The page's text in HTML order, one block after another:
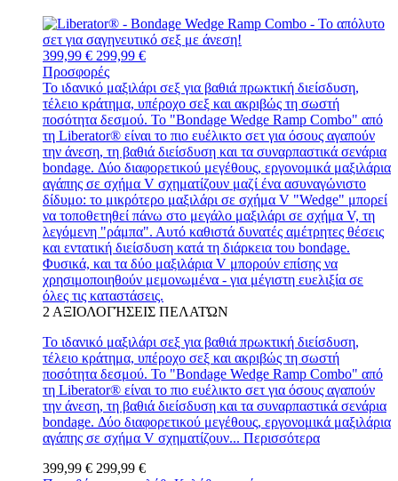
399,99 € 299,99 €
Προσφορές
Το ιδανικό μαξιλάρι σεξ για βαθιά πρωκτική διείσδυση,
τέλειο κράτημα, υπέροχο σεξ και ακριβώς τη σωστή
ποσότητα δεσμού. Το "Bondage Wedge Ramp Combo" από
τη Liberator® είναι το πιο ευέλικτο σετ για όσους αγαπούν
την άνεση, τη βαθιά διείσδυση και τα συναρπαστικά σενάρια
bondage. Δύο διαφορετικού μεγέθους, εργονομικά μαξιλάρια
αγάπης σε σχήμα V σχηματίζουν μαζί ένα ασυναγώνιστο
δίδυμο: το μικρότερο μαξιλάρι σε σχήμα V "Wedge" μπορεί
να τοποθετηθεί πάνω στο μεγάλο μαξιλάρι σε σχήμα V, τη
λεγόμενη "ράμπα". Αυτό καθιστά δυνατές αμέτρητες θέσεις
και εντατική διείσδυση κατά τη διάρκεια του bondage.
Φυσικά, και τα δύο μαξιλάρια V μπορούν επίσης να
χρησιμοποιηθούν μεμονωμένα - για μέγιστη ευελιξία σε
όλες τις καταστάσεις.
2 ΑΞΙΟΛΟΓΉΣΕΙΣ ΠΕΛΑΤΏΝ
Το ιδανικό μαξιλάρι σεξ για βαθιά πρωκτική διείσδυση,
τέλειο κράτημα, υπέροχο σεξ και ακριβώς τη σωστή
ποσότητα δεσμού. Το "Bondage Wedge Ramp Combo" από
τη Liberator® είναι το πιο ευέλικτο σετ για όσους αγαπούν
την άνεση, τη βαθιά διείσδυση και τα συναρπαστικά σενάρια
bondage. Δύο διαφορετικού μεγέθους, εργονομικά μαξιλάρια
αγάπης σε σχήμα V σχηματίζουν... Περισσότερα
399,99 € 299,99 €